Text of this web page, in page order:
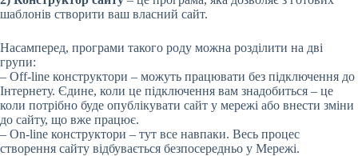
шаблонів створити ваш власний сайт.
Насамперед, програми такого роду можна розділити на дві
групи:
– Off-line конструктори – можуть працювати без підключення до
Інтернету. Єдине, коли це підключення вам знадобиться – це
коли потрібно буде опублікувати сайт у мережі або внести зміни
до сайту, що вже працює.
– On-line конструктори – тут все навпаки. Весь процес
створення сайту відбувається безпосередньо у Мережі.